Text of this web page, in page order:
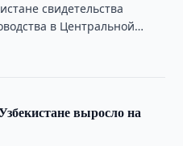
свидетельства
в Центральной
выросло на